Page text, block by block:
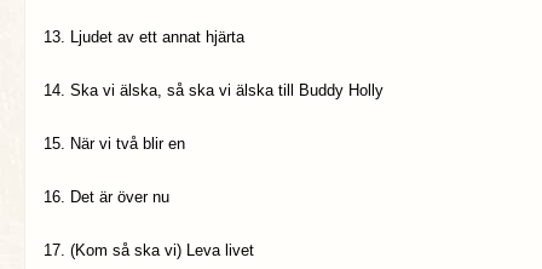
13. Ljudet av ett annat hjärta
14. Ska vi älska, så ska vi älska till Buddy Holly
15. När vi två blir en
16. Det är över nu
17. (Kom så ska vi) Leva livet